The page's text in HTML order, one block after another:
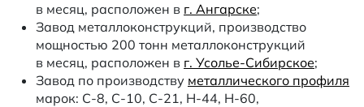
в месяц, расположен в г. Ангарске;
Завод металлоконструкций, производство
мощностью 200 тонн металлоконструкций
в месяц, расположен в г. Усолье-Сибирское;
Завод по производству металлического профиля
марок: С-8, С-10, С-21, Н-44, Н-60,